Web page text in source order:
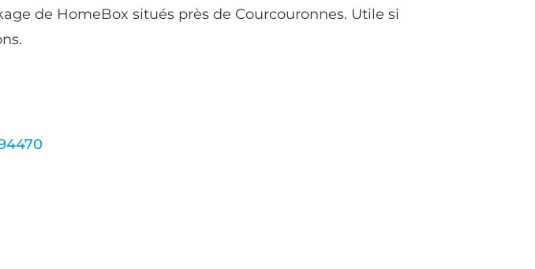
de HomeBox situés près de Courcouronnes. Utile si